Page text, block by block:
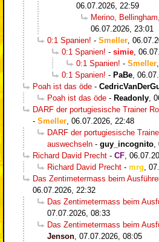
06.07.2026, 22:59
Merino,
06.07.2026, 23:01
0:1 Spanien! - Smeller,
0:1 Spanien! - simie,
0:1 Spanien! - Smeller,
0:1 Spanien! - PaBe,
Poah ist das öde -
Poah ist das öde - Readonly,
DARF der portugiesische Trainer
- Smeller, 06.07.2026, 22:48
DARF der portugiesische
auswechseln - guy_incognito,
Richard David Precht - CF,
Richard David Precht - mrg,
Das Zentimetermass beim
06.07.2026, 22:32
Das Zentimetermass beim
07.07.2026, 08:33
Das Zentimetermass beim
Jenson, 07.07.2026, 08:05